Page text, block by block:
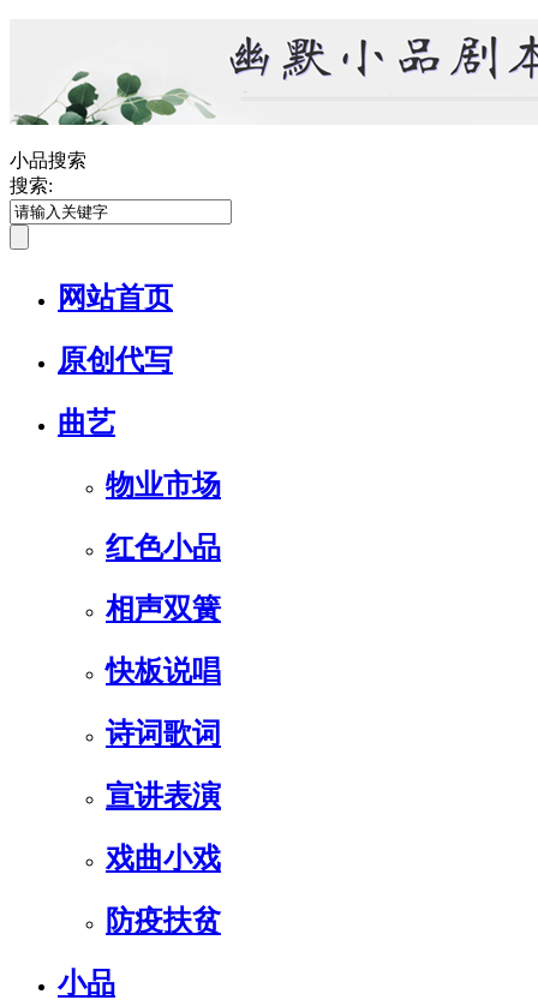
小品搜索
搜索:
网站首页
原创代写
曲艺
物业市场
红色小品
相声双簧
快板说唱
诗词歌词
宣讲表演
戏曲小戏
防疫扶贫
小品